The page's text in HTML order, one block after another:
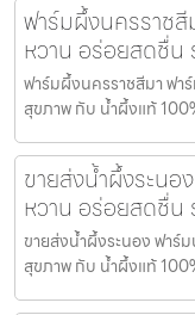
ฟาร์มผึ้งนครราช
หวาน อร่อยสดชื่น
ฟาร์มผึ้งนครราชสีมา ฟา
สุขภาพ กับ น้ำผึ้งแท้
ขายส่งน้ำผึ้งระน
หวาน อร่อยสดชื่น
ขายส่งน้ำผึ้งระนอง ฟาร์
สุขภาพ กับ น้ำผึ้งแท้